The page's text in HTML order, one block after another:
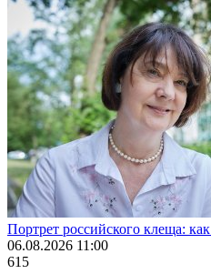
Портрет российского клеща:
06.08.2026 11:00
615